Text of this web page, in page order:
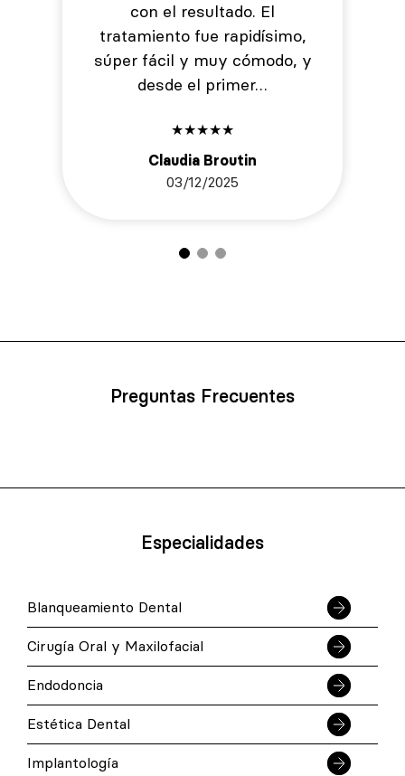
con el resultado. El
tratamiento fue rapidísimo,
súper fácil y muy cómodo, y
desde el primer…
★★★★★
Claudia Broutin
03/12/2025
Preguntas Frecuentes
Especialidades
Blanqueamiento Dental
Cirugía Oral y Maxilofacial
Endodoncia
Estética Dental
Implantología